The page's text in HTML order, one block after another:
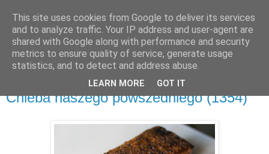
czwartek, 19 czerwca 2014
Chleba naszego powszedniego (1354)
This site uses cookies from Google to deliver its services
and to analyze traffic. Your IP address and user-agent are
shared with Google along with performance and security
metrics to ensure quality of service, generate usage
statistics, and to detect and address abuse.
LEARN MORE GOT IT